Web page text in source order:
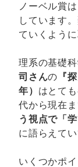
ノーベル賞は
しています
ていくよう
理系の基礎
司さんの 『
年） はとて
代から現在
う視点で「
に語らえて
いくつかポ